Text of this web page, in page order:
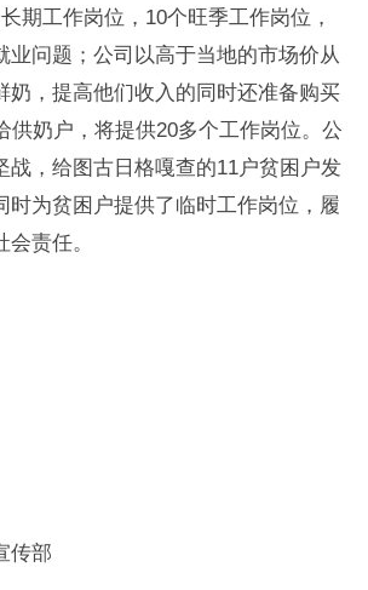
期工作岗位，10个旺季工作岗位，
业问题；公司以高于当地的市场价从
奶，提高他们收入的同时还准备购买
供奶户，将提供20多个工作岗位。公
战，给图古日格嘎查的11户贫困户发
时为贫困户提供了临时工作岗位，履
责任。
传部